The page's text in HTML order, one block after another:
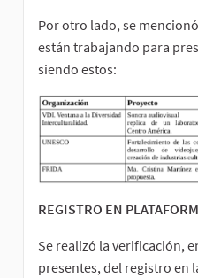
Por otro lado, se
están trabajando para
siendo estos:
REGISTRO EN
Se realizó la verificación,
presentes, del registro en